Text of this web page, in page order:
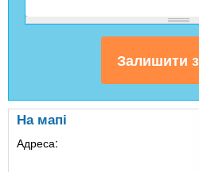
На мапі
Адреса: